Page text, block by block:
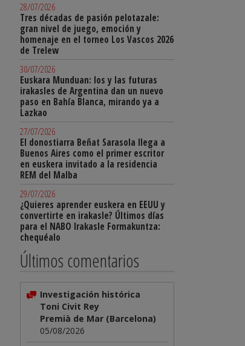
28/07/2026
Tres décadas de pasión pelotazale:
gran nivel de juego, emoción y
homenaje en el torneo Los Vascos 2026
de Trelew
30/07/2026
Euskara Munduan: los y las futuras
irakasles de Argentina dan un nuevo
paso en Bahía Blanca, mirando ya a
Lazkao
27/07/2026
El donostiarra Beñat Sarasola llega a
Buenos Aires como el primer escritor
en euskera invitado a la residencia
REM del Malba
29/07/2026
¿Quieres aprender euskera en EEUU y
convertirte en irakasle? Últimos días
para el NABO Irakasle Formakuntza:
chequéalo
Últimos comentarios
Investigación histórica
Toni Civit Rey
Premià de Mar (Barcelona)
05/08/2026